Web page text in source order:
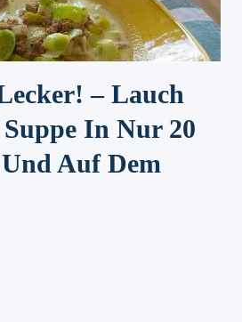
– Lauch
In Nur 20
Auf Dem